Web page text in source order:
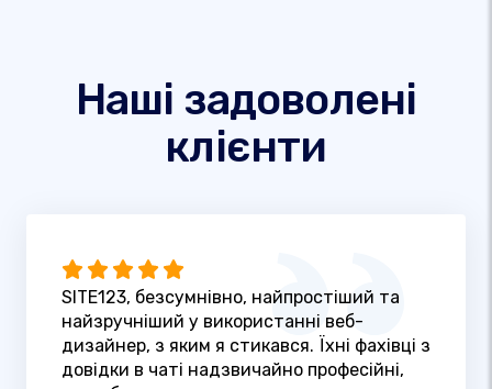
Наші задоволені
клієнти
SITE123, безсумнівно, найпростіший та
найзручніший у використанні веб-
дизайнер, з яким я стикався. Їхні фахівці з
довідки в чаті надзвичайно професійні,